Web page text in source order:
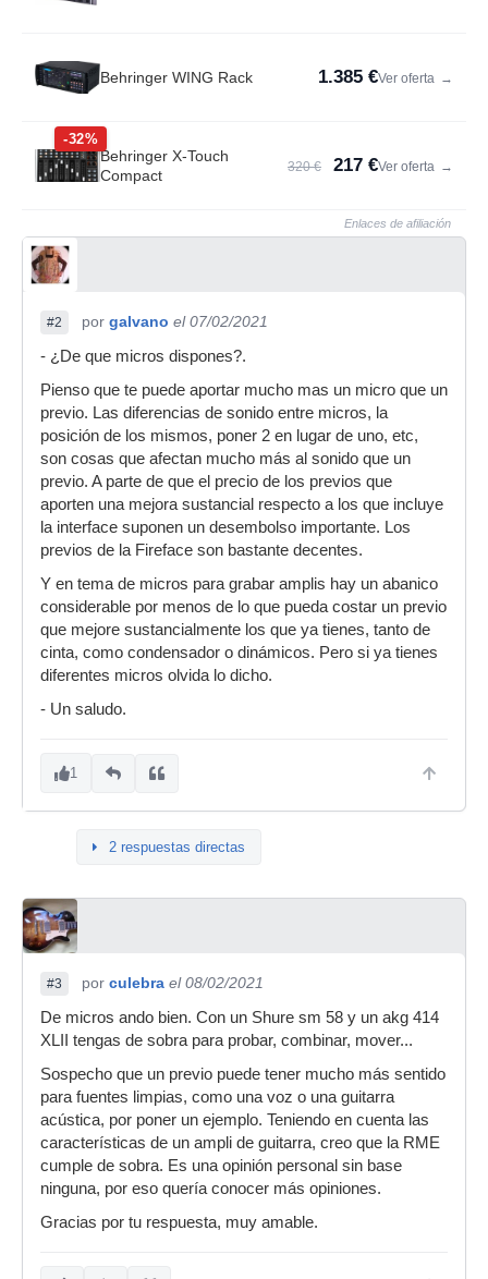
Behringer WING Rack 1.385 €Ver oferta →
-32%
Behringer X-Touch
Compact
320 € 217 €Ver oferta →
Enlaces de afiliación
#2 por galvano el 07/02/2021
- ¿De que micros dispones?.
Pienso que te puede aportar mucho mas un micro que un
previo. Las diferencias de sonido entre micros, la
posición de los mismos, poner 2 en lugar de uno, etc,
son cosas que afectan mucho más al sonido que un
previo. A parte de que el precio de los previos que
aporten una mejora sustancial respecto a los que incluye
la interface suponen un desembolso importante. Los
previos de la Fireface son bastante decentes.
Y en tema de micros para grabar amplis hay un abanico
considerable por menos de lo que pueda costar un previo
que mejore sustancialmente los que ya tienes, tanto de
cinta, como condensador o dinámicos. Pero si ya tienes
diferentes micros olvida lo dicho.
- Un saludo.
1
2 respuestas directas
#3 por culebra el 08/02/2021
De micros ando bien. Con un Shure sm 58 y un akg 414
XLII tengas de sobra para probar, combinar, mover...
Sospecho que un previo puede tener mucho más sentido
para fuentes limpias, como una voz o una guitarra
acústica, por poner un ejemplo. Teniendo en cuenta las
características de un ampli de guitarra, creo que la RME
cumple de sobra. Es una opinión personal sin base
ninguna, por eso quería conocer más opiniones.
Gracias por tu respuesta, muy amable.